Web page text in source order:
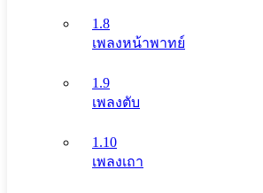
1.8
เพลงหน้าพาทย์
1.9
เพลงตับ
1.10
เพลงเถา